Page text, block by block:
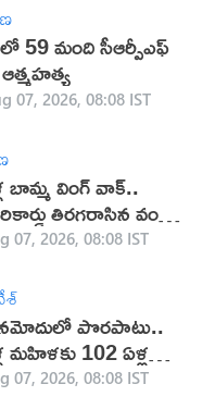
59 మంది సీఆర్పీఎఫ్
07, 2026, 08:08 IST
బామ్మ వింగ్ వాక్..
తిరగరాసిన వండర్
07, 2026, 08:08 IST
పొరపాటు..
మహిళకు 102 ఏళ్ల
07, 2026, 08:08 IST